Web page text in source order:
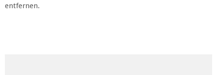
entfernen.